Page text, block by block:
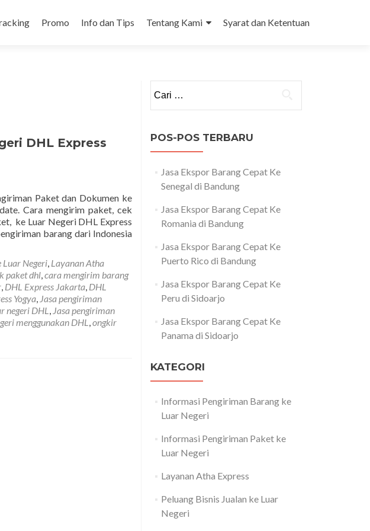
Promo Info dan Tips Tentang Kami Syarat dan Ketentuan
DHL Express
Paket dan Dokumen ke
Cara mengirim paket, cek
ke Luar Negeri DHL Express
barang dari Indonesia
Luar Negeri, Layanan Atha
paket dhl,cara mengirim barang
, DHL Express Jakarta, DHL
Yogya, Jasa pengiriman
negeri DHL, Jasa pengiriman
menggunakan DHL,ongkir
untuk:
POS-POS TERBARU
Jasa Ekspor Barang Cepat Ke
Senegal di Bandung
Jasa Ekspor Barang Cepat Ke
Romania di Bandung
Jasa Ekspor Barang Cepat Ke
Puerto Rico di Bandung
Jasa Ekspor Barang Cepat Ke
Peru di Sidoarjo
Jasa Ekspor Barang Cepat Ke
Panama di Sidoarjo
KATEGORI
Informasi Pengiriman Barang ke
Luar Negeri
Informasi Pengiriman Paket ke
Luar Negeri
Layanan Atha Express
Peluang Bisnis Jualan ke Luar
Negeri